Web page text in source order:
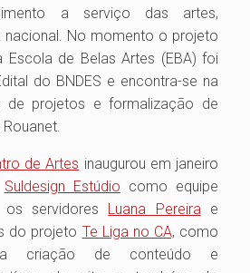
a serviço das artes,
nacional. No momento o projeto
Escola de Belas Artes (EBA) foi
do BNDES e encontra-se na
de projetos e formalização de
de Artes inaugurou em janeiro
Suldesign Estúdio como equipe
os servidores Luana Pereirae
do projeto Te Liga no CA, como
criação de conteúdo e